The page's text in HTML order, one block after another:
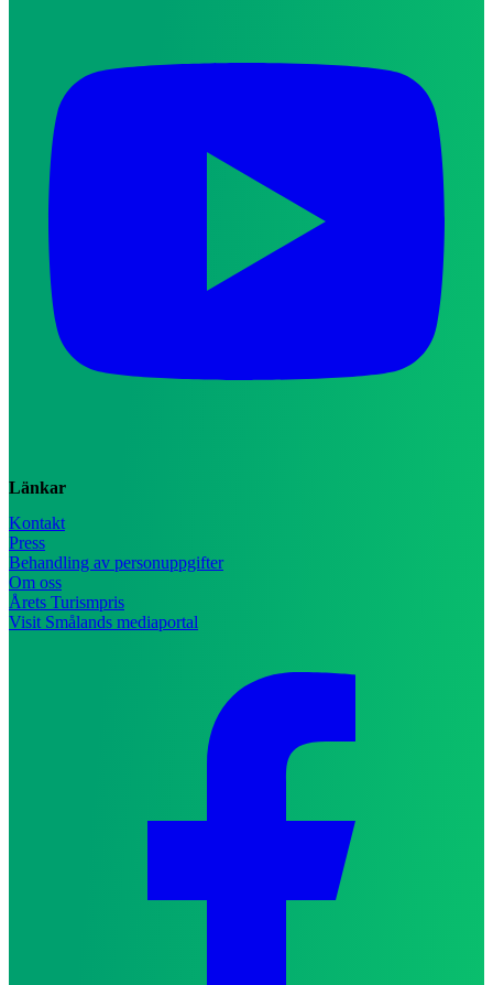
Länkar
Kontakt
Press
Behandling av personuppgifter
Om oss
Årets Turismpris
Visit Smålands mediaportal